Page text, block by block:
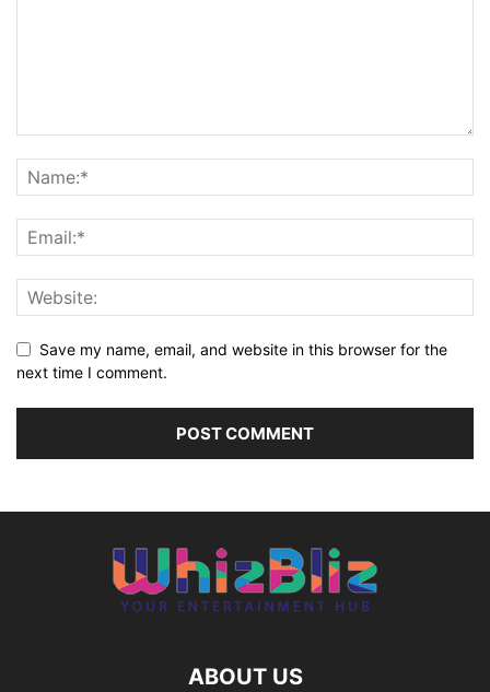
Save my name, email, and website in this browser for the
next time I comment.
ABOUT US